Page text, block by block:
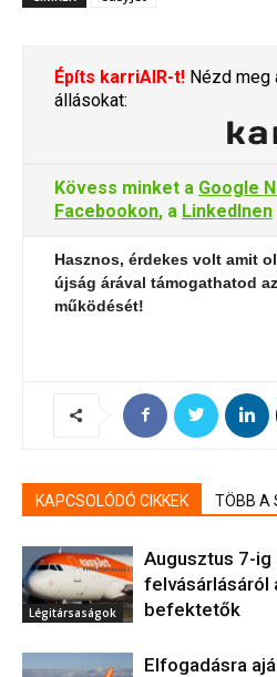
Építs karriAIR-t! Nézd meg
állásokat:
Kövess minket a Google
Facebookon, a LinkedInen
Hasznos, érdekes volt amit
újság árával támogathatod
működését!
KAPCSOLÓDÓ CIKKEK TÖBB A
Légitársaságok
Augusztus 7-
felvásárlásáról
befektetők
Elfogadásra